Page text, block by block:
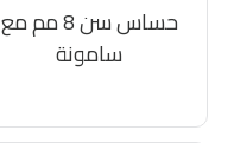
حساس سن 8 مم مع
سامونة